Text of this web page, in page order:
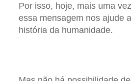
Por isso, hoje, mais uma
essa mensagem nos ajude
história da humanidade.